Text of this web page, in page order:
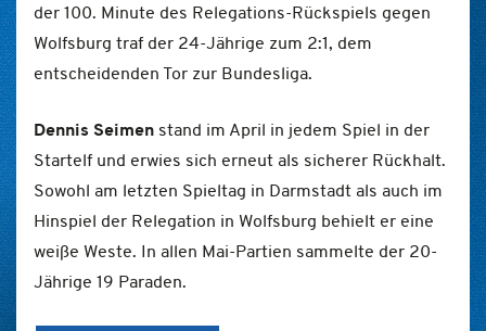
der 100. Minute des Relegations-Rückspiels gegen
Wolfsburg traf der 24-Jährige zum 2:1, dem
entscheidenden Tor zur Bundesliga.
Dennis Seimen stand im April in jedem Spiel in der
Startelf und erwies sich erneut als sicherer Rückhalt.
Sowohl am letzten Spieltag in Darmstadt als auch im
Hinspiel der Relegation in Wolfsburg behielt er eine
weiße Weste. In allen Mai-Partien sammelte der 20-
Jährige 19 Paraden.